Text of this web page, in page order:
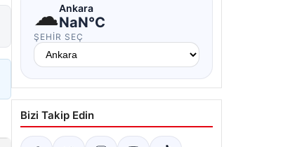
☁Ankara
NaN°C
ŞEHIR SEÇ
Bizi Takip Edin